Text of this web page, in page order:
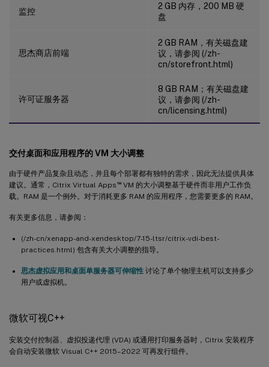
监控
2 GB 内存，200 MB 硬
盘
思杰商店前端
2 GB RAM，有关磁盘建
议，请参阅 (/zh-
cn/storefront.html)
许可证服务器
8 GB RAM；有关磁盘建
议，请参阅 (/zh-
cn/licensing.html)
交付桌面和应用程序的 VM 大小调整
由于硬件产品复杂且动态，并且每个部署都有独特的需求，因此无法提供具体
建议。通常，Citrix Virtual Apps ™VM 的大小调整基于硬件而非用户工作负
载。RAM 是一个例外。对于消耗更多 RAM 的应用程序，您需要更多的 RAM。
有关更多信息，请参阅：
(/zh-cn/xenapp-and-xendesktop/7-15-ltsr/citrix-vdi-best-
practices.html) 包含有关大小调整的指导。
思杰虚拟应用和桌面单服务器可伸缩性 讨论了单个物理主机可以支持多少
用户或虚拟机。
微软可视C++
安装交付控制器、虚拟投递代理 (VDA) 或通用打印服务器时，Citrix 安装程序
会自动安装微软 Visual C++ 2015–2022 可再发行组件。